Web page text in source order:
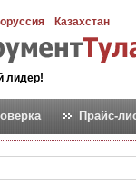
Казахстан
лидер!
Прайс-